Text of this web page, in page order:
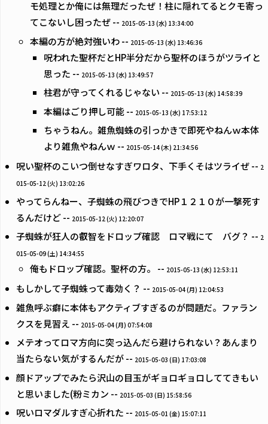
モ処理とか俺には無理だったぜ！柱に隠れてるとクモ寄っ
てこないし困ったぜ -- 2015-05-13 (水) 13:34:00
本編の方が絶対強いわ -- 2015-05-13 (水) 13:46:36
呪われた聖杯だとHP半分だから聖杯のほうがツライと
思った -- 2015-05-13 (水) 13:49:57
柱君が守ってくれるじゃない -- 2015-05-13 (水) 14:58:39
本編はごり押し可能 -- 2015-05-13 (水) 17:53:12
ちゃうねん。雑魚蜘蛛の引っかきで即死やねんｗ本体
より雑魚やねんｗ -- 2015-05-14 (木) 21:34:56
呪い聖杯のこいつ倒せなすぎワロタ、下手くそはツライぜ -- 2
015-05-12 (火) 13:02:26
やってらんねー、子蜘蛛の飛びつきでHP１２１０が一撃死す
るんだけど -- 2015-05-12 (火) 12:20:07
子蜘蛛が狂人の叡智をドロップ確認 ロマ戦にて バグ？ -- 2
015-05-09 (土) 14:34:55
俺もドロップ確認。聖杯の方。 -- 2015-05-13 (水) 12:53:11
もしかして子蜘蛛って毒効く？ -- 2015-05-04 (月) 12:04:53
雑魚呼ぶ癖に本体もアクティブすぎるのが問題だ。ファラン
クスを見習え -- 2015-05-04 (月) 07:54:08
メテオってロマ方向に突っ込んだら避けられない？あんまり
当たらない気がするんだが -- 2015-05-03 (日) 17:03:08
顔ドアップでみたら沢山の目玉がギョロギョロしててきもい
と思いました(粉ミカン -- 2015-05-03 (日) 15:58:56
呪いロマダルすぎ心折れた -- 2015-05-01 (金) 15:07:11